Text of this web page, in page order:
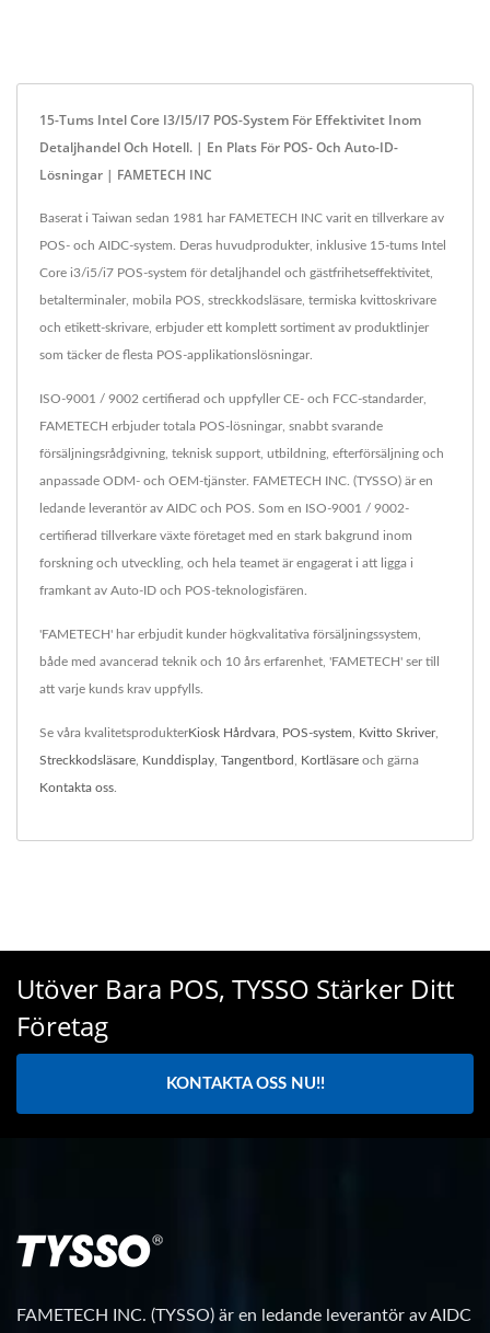
15-Tums Intel Core I3/i5/i7 POS-System För Effektivitet Inom
Detaljhandel Och Hotell. | En Plats För POS- Och Auto-ID-
Lösningar | FAMETECH INC
Baserat i Taiwan sedan 1981 har FAMETECH INC varit en tillverkare av
POS- och AIDC-system. Deras huvudprodukter, inklusive 15-tums Intel
Core i3/i5/i7 POS-system för detaljhandel och gästfrihetseffektivitet,
betalterminaler, mobila POS, streckkodsläsare, termiska kvittoskrivare
och etikett-skrivare, erbjuder ett komplett sortiment av produktlinjer
som täcker de flesta POS-applikationslösningar.
ISO-9001 / 9002 certifierad och uppfyller CE- och FCC-standarder,
FAMETECH erbjuder totala POS-lösningar, snabbt svarande
försäljningsrådgivning, teknisk support, utbildning, efterförsäljning och
anpassade ODM- och OEM-tjänster. FAMETECH INC. (TYSSO) är en
ledande leverantör av AIDC och POS. Som en ISO-9001 / 9002-
certifierad tillverkare växte företaget med en stark bakgrund inom
forskning och utveckling, och hela teamet är engagerat i att ligga i
framkant av Auto-ID och POS-teknologisfären.
'FAMETECH' har erbjudit kunder högkvalitativa försäljningssystem,
både med avancerad teknik och 10 års erfarenhet, 'FAMETECH' ser till
att varje kunds krav uppfylls.
Se våra kvalitetsprodukterKiosk Hårdvara POS-system Kvitto Skriver,
Streckkodsläsare Kunddisplay Tangentbord Kortläsare och gärna
Kontakta oss
Utöver Bara POS, TYSSO Stärker Ditt
Företag
KONTAKTA OSS NU!!
FAMETECH INC. (TYSSO) är en ledande leverantör av AIDC